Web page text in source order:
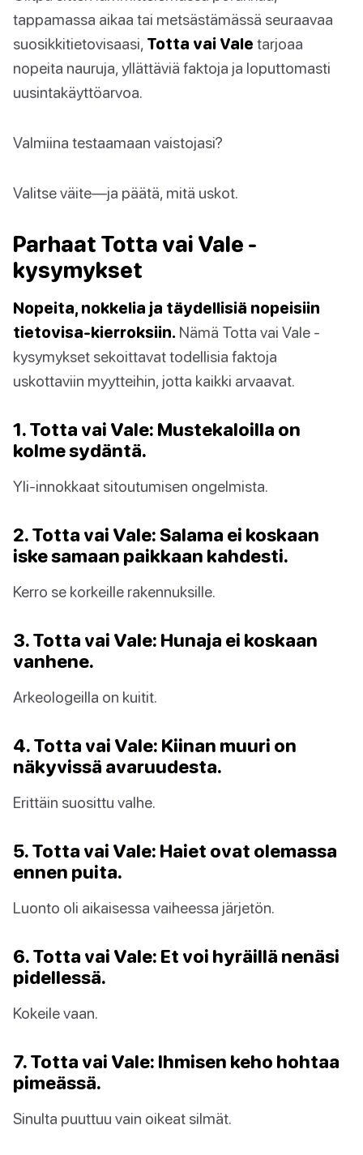
tappamassa aikaa tai metsästämässä seuraavaa
suosikkitietovisaasi, Totta vai Vale tarjoaa
nopeita nauruja, yllättäviä faktoja ja loputtomasti
uusintakäyttöarvoa.
Valmiina testaamaan vaistojasi?
Valitse väite—ja päätä, mitä uskot.
Parhaat Totta vai Vale -
kysymykset
Nopeita, nokkelia ja täydellisiä nopeisiin
tietovisa-kierroksiin. Nämä Totta vai Vale -
kysymykset sekoittavat todellisia faktoja
uskottaviin myytteihin, jotta kaikki arvaavat.
1. Totta vai Vale: Mustekaloilla on
kolme sydäntä.
Yli-innokkaat sitoutumisen ongelmista.
2. Totta vai Vale: Salama ei koskaan
iske samaan paikkaan kahdesti.
Kerro se korkeille rakennuksille.
3. Totta vai Vale: Hunaja ei koskaan
vanhene.
Arkeologeilla on kuitit.
4. Totta vai Vale: Kiinan muuri on
näkyvissä avaruudesta.
Erittäin suosittu valhe.
5. Totta vai Vale: Haiet ovat olemassa
ennen puita.
Luonto oli aikaisessa vaiheessa järjetön.
6. Totta vai Vale: Et voi hyräillä nenäsi
pidellessä.
Kokeile vaan.
7. Totta vai Vale: Ihmisen keho hohtaa
pimeässä.
Sinulta puuttuu vain oikeat silmät.